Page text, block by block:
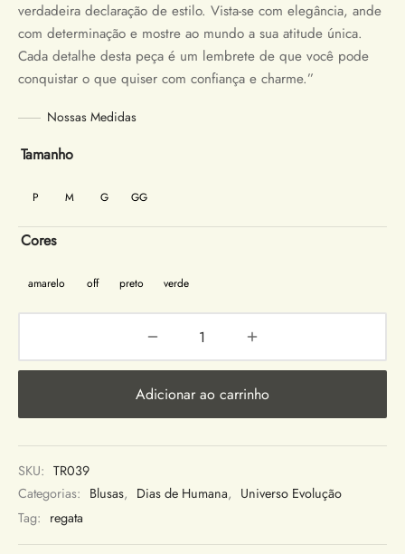
verdadeira declaração de estilo. Vista-se com elegância, ande
com determinação e mostre ao mundo a sua atitude única.
Cada detalhe desta peça é um lembrete de que você pode
conquistar o que quiser com confiança e charme.”
Nossas Medidas
Tamanho
P M G GG
Cores
amarelo off preto verde
Adicionar ao carrinho
SKU: TR039
Categorias: Blusas, Dias de Humana, Universo Evolução
Tag: regata